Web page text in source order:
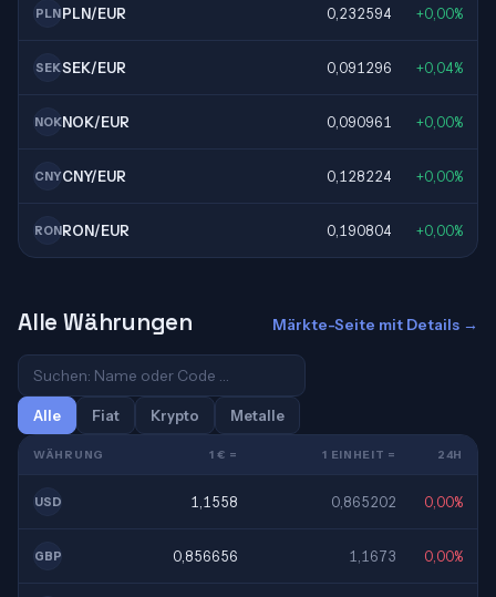
PLNPLN/EUR 0,232594 +0,00%
SEKSEK/EUR 0,091296 +0,04%
NOKNOK/EUR 0,090961 +0,00%
CNYCNY/EUR 0,128224 +0,00%
RONRON/EUR 0,190804 +0,00%
Alle Währungen Märkte-Seite mit Details →
Alle Fiat Krypto Metalle
WÄHRUNG 1 € = 1 EINHEIT = 24H
USD 1,1558 0,865202 0,00%
GBP 0,856656 1,1673 0,00%